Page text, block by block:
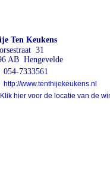
Ten Keukens
31
AB Hengevelde
054-7333561
http://www.tenthijekeukens.nl
Klik hier voor de locatie van de